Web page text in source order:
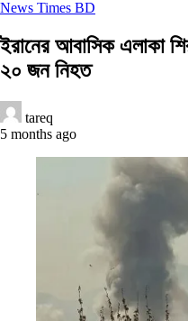
News Times BD
ইরানের আবাসিক এলাকা
২০ জন নিহত
tareq
5 months ago